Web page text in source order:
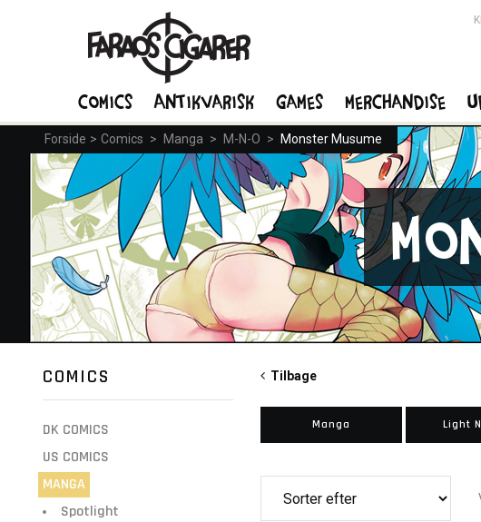
Forside > Comics > Manga > M-N-O > Monster Musume
COMICS
DK COMICS
US COMICS
MANGA
Spotlight
Tilbage
Manga Light
Comics Antikvarisk Games Merchandise